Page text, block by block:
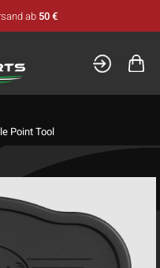
ab 50 €
Point Tool